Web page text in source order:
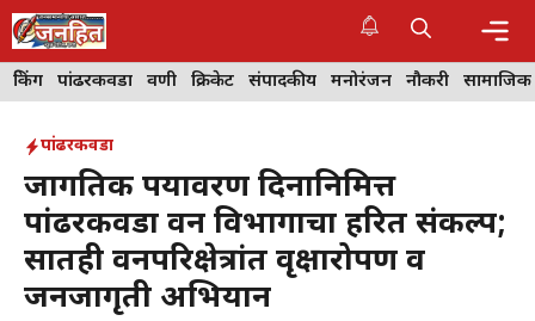
Skip
to
content
ब्रेकिंग पांढरकवडा वणी क्रिकेट संपादकीय मनोरंजन नौकरी सामाजिक
पांढरकवडा
जागतिक पर्यावरण दिनानिमित्त
पांढरकवडा वन विभागाचा हरित संकल्प;
सातही वनपरिक्षेत्रांत वृक्षारोपण व
जनजागृती अभियान